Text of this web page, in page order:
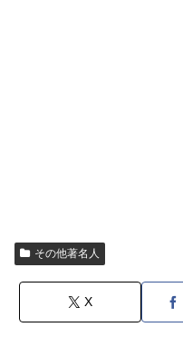
その他著名人
X